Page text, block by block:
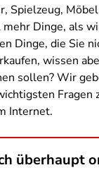
Spielzeug,
Dinge, als
Dinge, die Sie
wissen
sollen? Wir
Fragen
Internet.
überhaupt